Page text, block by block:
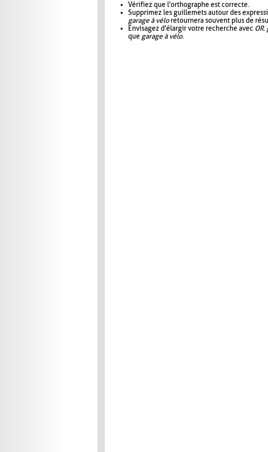
Vérifiez que l'orthographe est correcte.
Supprimez les guillemets autour des
garage à véloretournera souvent plus de
Envisagez d'élargir votre recherche avec OR.
que garage à vélo.